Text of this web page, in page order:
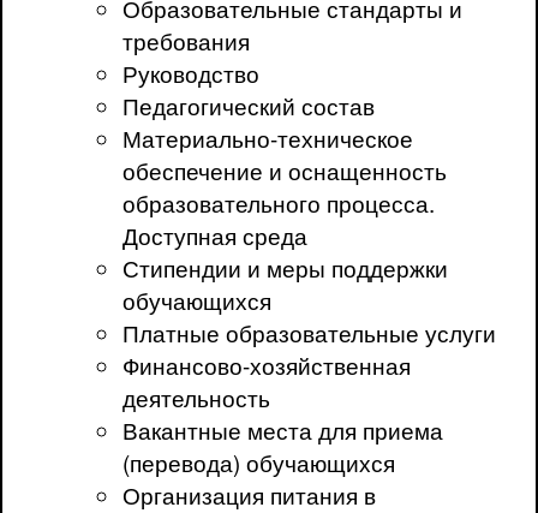
Образовательные стандарты и
требования
Руководство
Педагогический состав
Материально-техническое
обеспечение и оснащенность
образовательного процесса.
Доступная среда
Стипендии и меры поддержки
обучающихся
Платные образовательные услуги
Финансово-хозяйственная
деятельность
Вакантные места для приема
(перевода) обучающихся
Организация питания в